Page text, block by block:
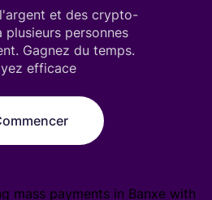
et des crypto-
plusieurs personnes
Gagnez du temps.
efficace